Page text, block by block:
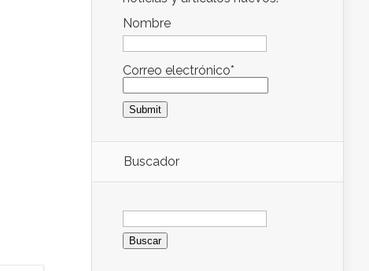
Nombre
Correo electrónico*
Buscador
Buscar: